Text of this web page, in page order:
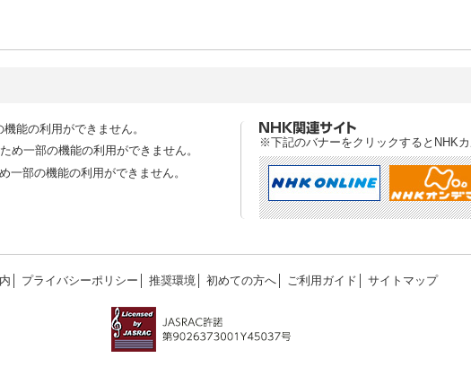
能の利用ができません。
め一部の機能の利用ができません。
一部の機能の利用ができません。
※下記のバナーをクリックするとNHKカ
プライバシーポリシー 推奨環境 初めての方へ ご利用ガイド サイトマップ